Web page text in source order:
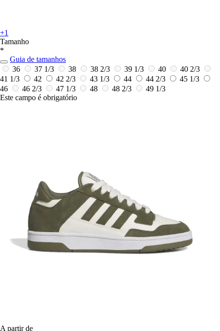
+1
Tamanho
*
Guia de tamanhos
36
37 1/3 38 38 2/3 39 1/3 40
40 2/3
41 1/3
42 42 2/3 43 1/3 44 44 2/3
45 1/3
46
46 2/3 47 1/3 48 48 2/3
49 1/3
Este campo é obrigatório
A partir de